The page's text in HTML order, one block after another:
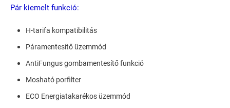
Pár kiemelt funkció:
H-tarifa kompatibilitás
Páramentesítő üzemmód
AntiFungus gombamentesítő funkció
Mosható porfilter
ECO Energiatakarékos üzemmód